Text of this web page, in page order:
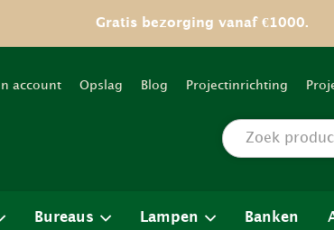
Gratis bezorging vanaf €1000.
Bureaus Lampen Banken
account Opslag Blog Projectinrichting